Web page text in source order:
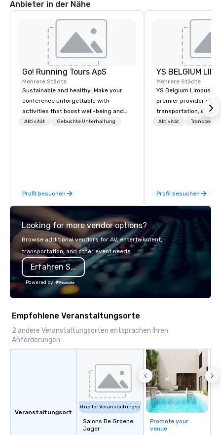
Anbieter in der Nähe
Go! Running Tours ApS
Mehrere Städte
Sustainable and healthy: Make your
conference unforgettable with
activities that boost well-being and
lower carbon footprints. Explore the
Aktivität Gebuchte Unterhaltung
Profil besuchen
Mehrere Städte
YS Belgium
premier provider of
transportation,
blend of elegance,
team of highly skilled
ensure that every
Aktivität Transport
Profil besuchen
Looking for more vendor options?
Browse additional vendors for AV, entertainment,
transportation, and other event needs.
Erfahren Sie mehr
Powered by
Empfohlene Veranstaltungsorte
2 andere Veranstaltungsorten entsprachen Ihren
Anforderungen
Veranstaltungsort
Aktueller Veranstaltungsort
Salons De Groene
Jager
Promote your
venue